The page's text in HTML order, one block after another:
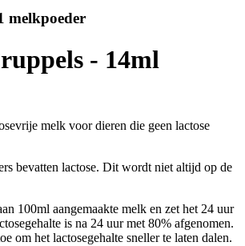
melkpoeder
- 14ml
melk voor dieren die geen lactose
bevatten lactose. Dit wordt niet altijd op de
100ml aangemaakte melk en zet het 24 uur
is na 24 uur met 80% afgenomen.
om het lactosegehalte sneller te laten dalen.